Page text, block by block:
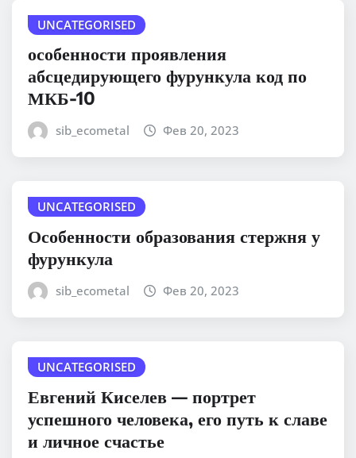
UNCATEGORISED
особенности проявления
абсцедирующего фурункула код по
МКБ-10
sib_ecometal Фев 20, 2023
UNCATEGORISED
Особенности образования стержня у
фурункула
sib_ecometal Фев 20, 2023
UNCATEGORISED
Евгений Киселев — портрет
успешного человека, его путь к славе
и личное счастье